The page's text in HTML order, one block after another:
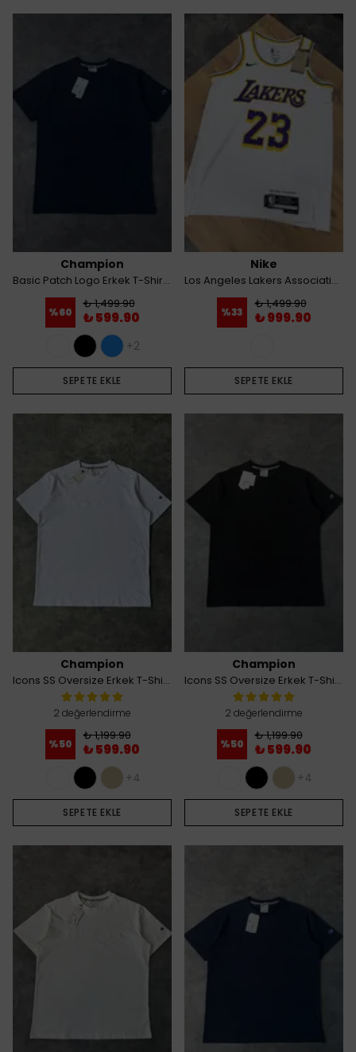
Champion
Basic Patch Logo Erkek T-Shirt - Lacivert
%60
₺ 1,499.90
₺ 599.90
+2
SEPETE EKLE
Nike
Los Angeles Lakers Association Edition NBA Swingman Erkek Forması - Beyaz
%33
₺ 1,499.90
₺ 999.90
SEPETE EKLE
Champion
Icons SS Oversize Erkek T-Shirt - Beyaz
2 değerlendirme
%50
₺ 1,199.90
₺ 599.90
+4
SEPETE EKLE
Champion
Icons SS Oversize Erkek T-Shirt - Siyah
2 değerlendirme
%50
₺ 1,199.90
₺ 599.90
+4
SEPETE EKLE